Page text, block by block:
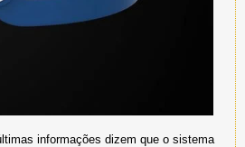
informações dizem que o sistema